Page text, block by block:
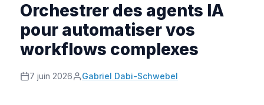
Orchestrer des agents IA
pour automatiser vos
workflows complexes
7 juin 2026 Gabriel Dabi-Schwebel